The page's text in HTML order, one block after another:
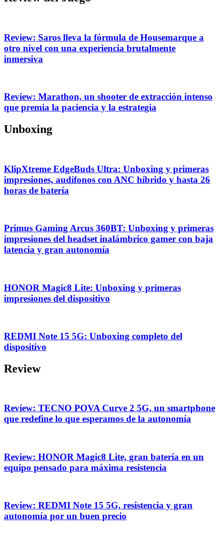
Review: Saros lleva la fórmula de Housemarque a
otro nivel con una experiencia brutalmente
inmersiva
Review: Marathon, un shooter de extracción intenso
que premia la paciencia y la estrategia
Unboxing
KlipXtreme EdgeBuds Ultra: Unboxing y primeras
impresiones, audífonos con ANC híbrido y hasta 26
horas de batería
Primus Gaming Arcus 360BT: Unboxing y primeras
impresiones del headset inalámbrico gamer con baja
latencia y gran autonomía
HONOR Magic8 Lite: Unboxing y primeras
impresiones del dispositivo
REDMI Note 15 5G: Unboxing completo del
dispositivo
Review
Review: TECNO POVA Curve 2 5G, un smartphone
que redefine lo que esperamos de la autonomía
Review: HONOR Magic8 Lite, gran batería en un
equipo pensado para máxima resistencia
Review: REDMI Note 15 5G, resistencia y gran
autonomía por un buen precio